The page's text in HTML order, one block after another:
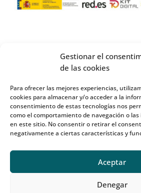
Gestionar el
de las cookies
Para ofrecer las mejores experiencias,
cookies para almacenar y/o acceder a la
consentimiento de estas tecnologías nos
como el comportamiento de navegación o
en este sitio. No consentir o retirar el
negativamente a ciertas características y
Aceptar
Denegar